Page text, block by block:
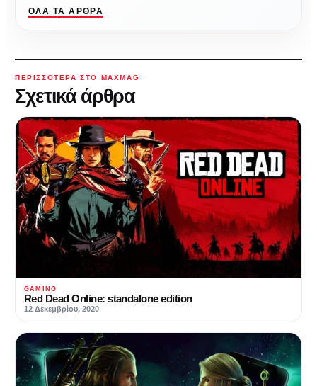
ΌΛΑ ΤΑ ΆΡΘΡΑ
ΠΕΡΙΣΣΌΤΕΡΑ ΣΤΟ MAXMAG
Σχετικά άρθρα
GAMING
Red Dead Online: standalone edition
12 Δεκεμβρίου, 2020